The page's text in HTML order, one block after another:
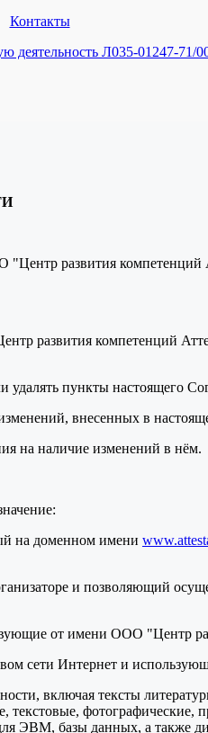
Контакты
деятельность Л035-01247-71/
"Центр развития
развития компетенций
удалять пункты настоящего
внесенных в
на наличие изменений в нём.
на доменном имени
и позволяющий
от имени ООО "Центр
сети Интернет и
включая тексты
фотографические,
ЭВМ, базы данных, а также